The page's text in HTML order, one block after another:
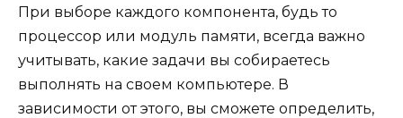
При выборе каждого компонента, будь то
процессор или модуль памяти, всегда важно
учитывать, какие задачи вы собираетесь
выполнять на своем компьютере. В
зависимости от этого, вы сможете определить,